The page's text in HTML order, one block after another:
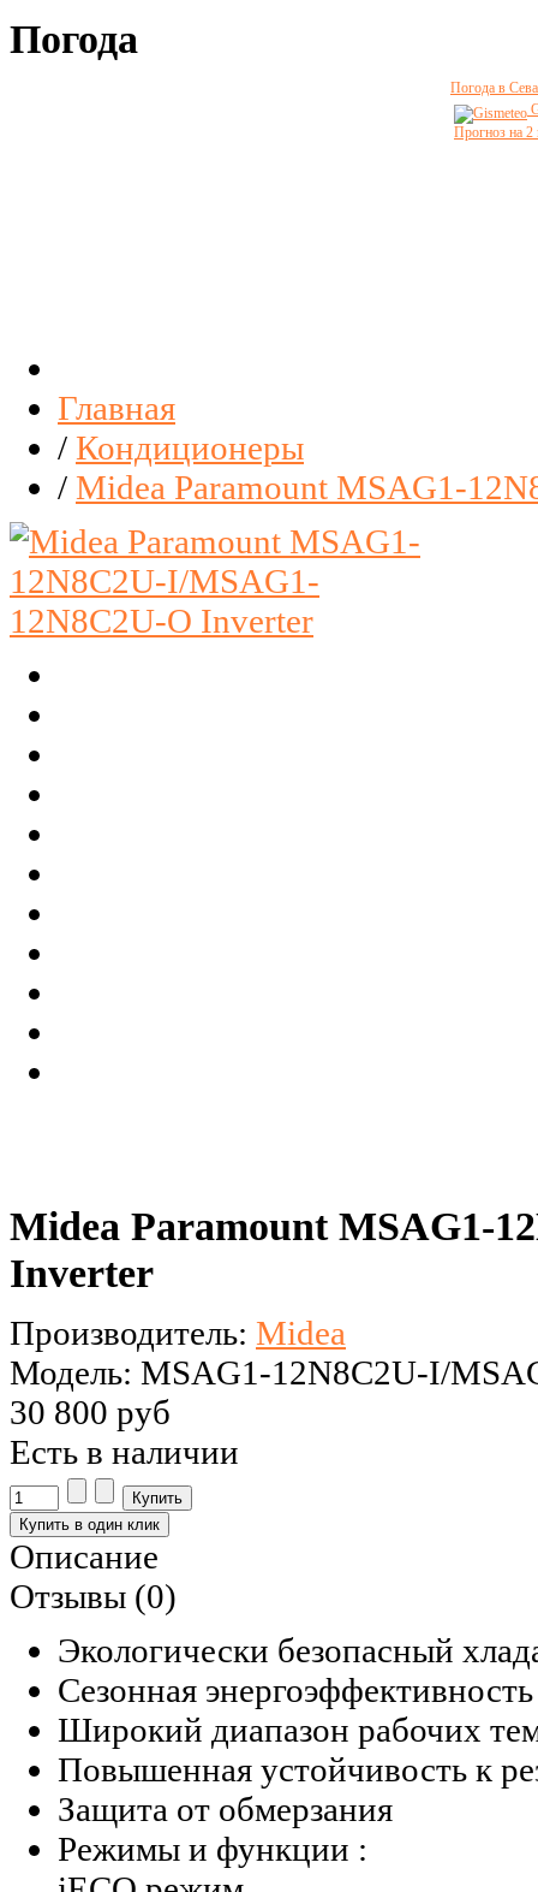
Погода
Погода в
Прогноз на 2
Главная
/ Кондиционеры
/ Midea Paramount MSAG1-
Midea Paramount MSAG1-
Inverter
Производитель: Midea
Модель: MSAG1-12N8C2U-I/
30 800 руб
Есть в наличии
Описание
Отзывы (0)
Экологически безопасный
Сезонная
Широкий диапазон рабочих
Повышенная устойчивость к
Защита от обмерзания
Режимы и функции :